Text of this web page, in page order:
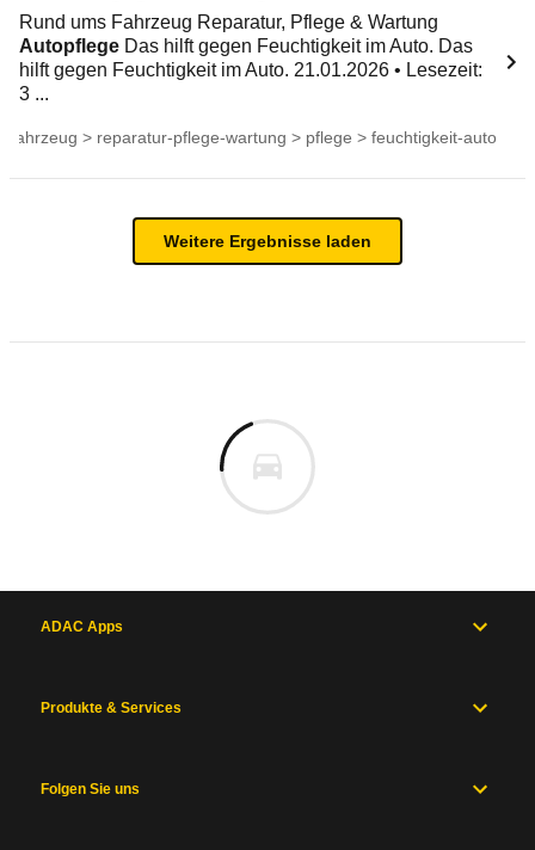
Rund ums Fahrzeug Reparatur, Pflege & Wartung
Autopflege Das hilft gegen Feuchtigkeit im Auto. Das
hilft gegen Feuchtigkeit im Auto. 21.01.2026 • Lesezeit:
3 ...
fahrzeug > reparatur-pflege-wartung > pflege > feuchtigkeit-auto
Weitere Ergebnisse laden
ADAC Apps
Produkte & Services
Folgen Sie uns